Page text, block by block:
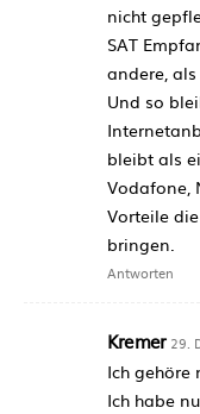
nicht
SAT
andere,
Und so
bleibt als
Vodafone,
Vorteile
bringen.
Antworten
Kremer 29.
Ich gehöre
Ich habe